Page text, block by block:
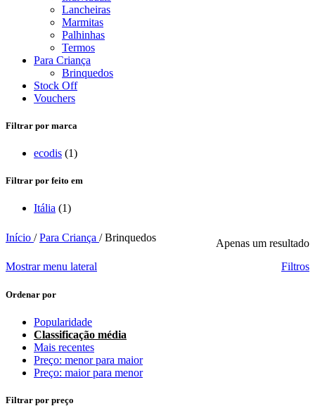
Lancheiras
Marmitas
Palhinhas
Termos
Para Criança
Brinquedos
Stock Off
Vouchers
Filtrar por marca
ecodis (1)
Filtrar por feito em
Itália (1)
Início / Para Criança / Brinquedos
Apenas um resultado
Mostrar menu lateral
Filtros
Ordenar por
Popularidade
Classificação média
Mais recentes
Preço: menor para maior
Preço: maior para menor
Filtrar por preço